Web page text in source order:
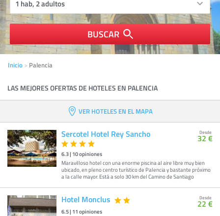
BUSCAR
Inicio Palencia
LAS MEJORES OFERTAS DE HOTELES EN PALENCIA
VER HOTELES EN EL MAPA
Sercotel Hotel Rey Sancho
6.3| 10opiniones
Maravilloso hotel con una enorme piscina al aire libre muy bien
ubicado, en pleno centro turístico de Palencia y bastante próximo
a la calle mayor. Está a solo 30 km del Camino de Santiago
Desde
32 €
Hotel Monclus
6.5| 11opiniones
Desde
22 €